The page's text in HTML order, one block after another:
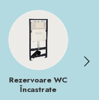
Rezervoare WC
Încastrate